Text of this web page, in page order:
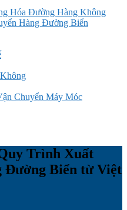
Hóa Đường Hàng Không
Hàng Đường Biển
Chuyển Máy Móc
Trình Xuất
Đường Biển từ Việt